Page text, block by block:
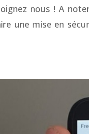
nous ! A
une mise en